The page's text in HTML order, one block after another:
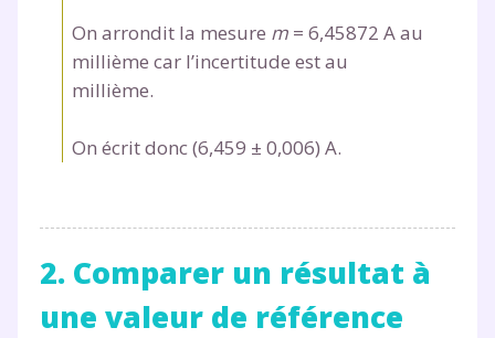
On arrondit la mesure m = 6,45872 A au
millième car l’incertitude est au
millième.
On écrit donc (6,459 ± 0,006) A.
2. Comparer un résultat à
une valeur de référence